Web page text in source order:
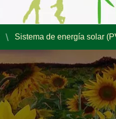
Sistema de energía solar